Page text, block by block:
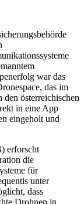
war das
das im
österreichischen
in eine App
eingeholt und
erforscht
die
für
unter
dass
Drohnen in